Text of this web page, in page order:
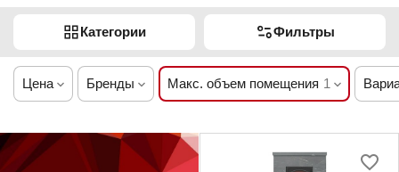
Категории Фильтры
Цена Бренды Макс. объем помещения 1